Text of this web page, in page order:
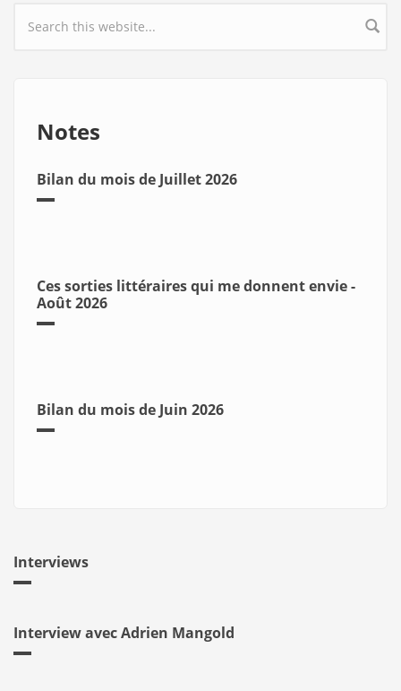
Search form
Notes
Bilan du mois de Juillet 2026
Ces sorties littéraires qui me donnent envie -
Août 2026
Bilan du mois de Juin 2026
Interviews
Interview avec Adrien Mangold